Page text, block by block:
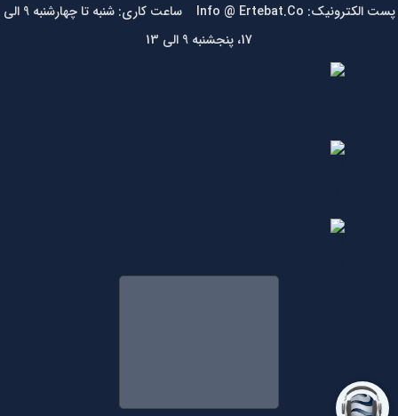
پست الکترونیک: Info @ Ertebat.Co ساعت کاری: شنبه تا چهارشنبه 9 الی
17، پنجشنبه 9 الی 13